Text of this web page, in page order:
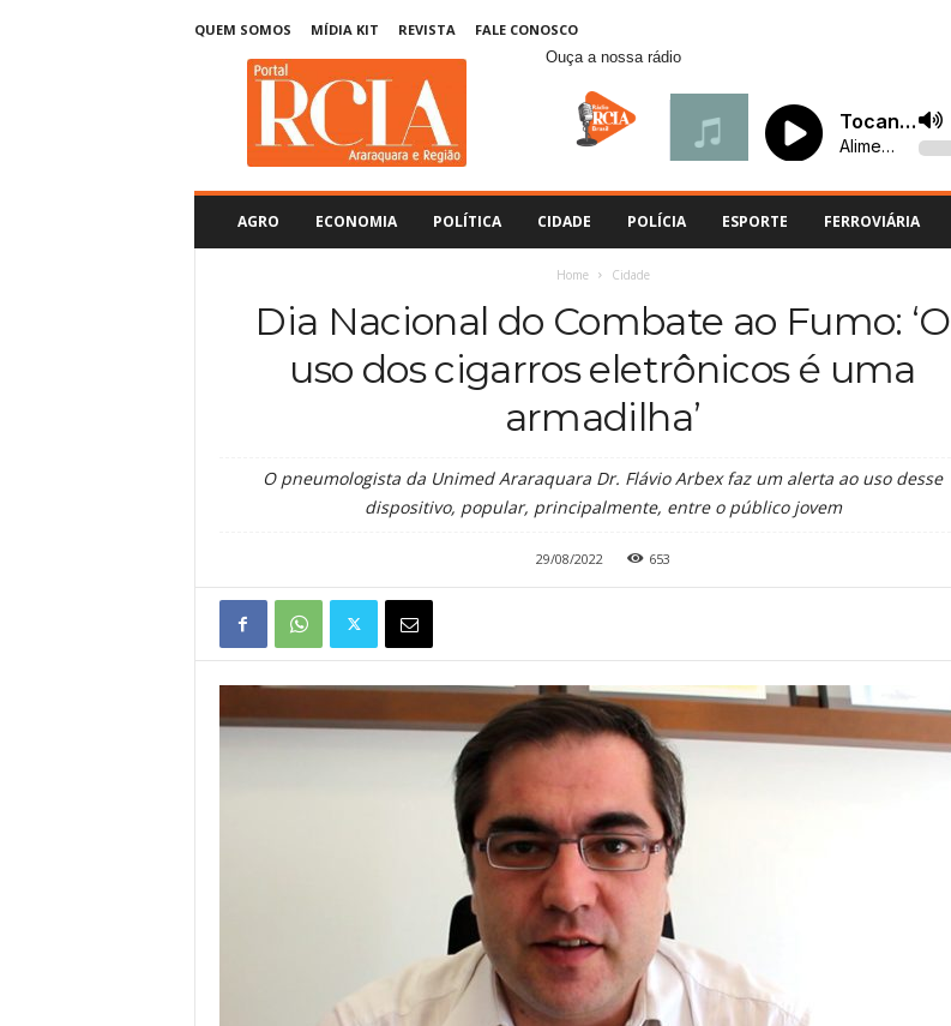
QUEM SOMOS MÍDIA KIT REVISTA
FALE CONOSCO
Ouça a nossa rádio
AGRO ECONOMIA POLÍTICA CIDADE POLÍCIA ESPORTE FERROVIÁRIA
Home Cidade
Dia Nacional do Combate ao Fumo: ‘O
uso dos cigarros eletrônicos é uma
armadilha’
O pneumologista da Unimed Araraquara Dr. Flávio Arbex faz um alerta ao uso desse
dispositivo, popular, principalmente, entre o público jovem
29/08/2022 653